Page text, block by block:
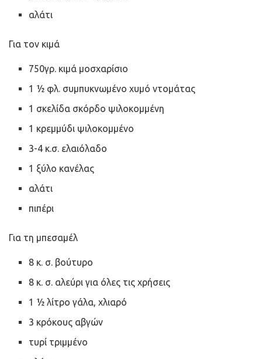
αλάτι
Για τον κιμά
750γρ. κιμά μοσχαρίσιο
1 ½ φλ. συμπυκνωμένο χυμό ντομάτας
1 σκελίδα σκόρδο ψιλοκομμένη
1 κρεμμύδι ψιλοκομμένο
3-4 κ.σ. ελαιόλαδο
1 ξύλο κανέλας
αλάτι
πιπέρι
Για τη μπεσαμέλ
8 κ. σ. βούτυρο
8 κ. σ. αλεύρι για όλες τις χρήσεις
1 ½ λίτρο γάλα, χλιαρό
3 κρόκους αβγών
τυρί τριμμένο